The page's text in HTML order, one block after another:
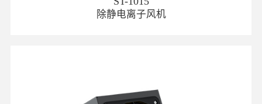
除静电离子风机